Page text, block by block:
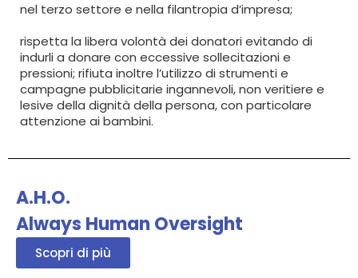
nel terzo settore e nella filantropia d’impresa;
rispetta la libera volontà dei donatori evitando di
indurli a donare con eccessive sollecitazioni e
pressioni; rifiuta inoltre l’utilizzo di strumenti e
campagne pubblicitarie ingannevoli, non veritiere e
lesive della dignità della persona, con particolare
attenzione ai bambini.
A.H.O.
Always Human Oversight
Scopri di più